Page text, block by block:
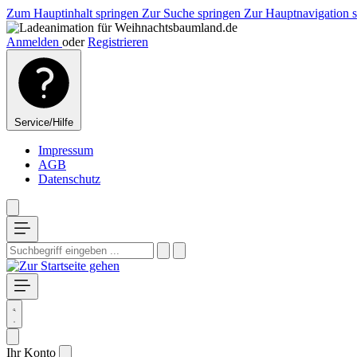
Zum Hauptinhalt springen Zur Suche springen Zur Hauptnavigation
Anmelden oder Registrieren
Service/Hilfe
Impressum
AGB
Datenschutz
Ihr Konto